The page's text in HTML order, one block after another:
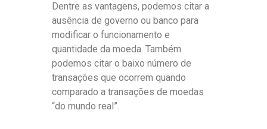
Dentre as vantagens, podemos citar a
ausência de governo ou banco para
modificar o funcionamento e
quantidade da moeda. Também
podemos citar o baixo número de
transações que ocorrem quando
comparado a transações de moedas
“do mundo real”.